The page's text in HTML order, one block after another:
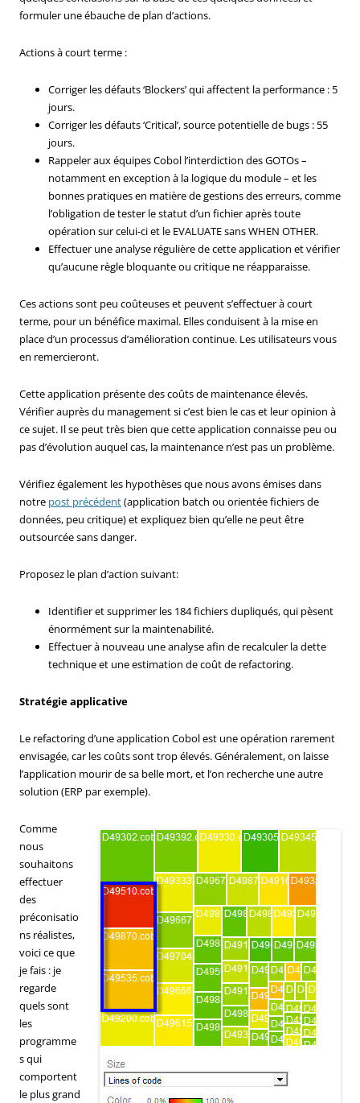
formuler une ébauche de plan d’actions.
Actions à court terme :
Corriger les défauts ‘Blockers’ qui affectent la performance : 5
jours.
Corriger les défauts ‘Critical’, source potentielle de bugs : 55
jours.
Rappeler aux équipes Cobol l’interdiction des GOTOs –
notamment en exception à la logique du module – et les
bonnes pratiques en matière de gestions des erreurs, comme
l’obligation de tester le statut d’un fichier après toute
opération sur celui-ci et le EVALUATE sans WHEN OTHER.
Effectuer une analyse régulière de cette application et vérifier
qu’aucune règle bloquante ou critique ne réapparaisse.
Ces actions sont peu coûteuses et peuvent s’effectuer à court
terme, pour un bénéfice maximal. Elles conduisent à la mise en
place d’un processus d’amélioration continue. Les utilisateurs vous
en remercieront.
Cette application présente des coûts de maintenance élevés.
Vérifier auprès du management si c’est bien le cas et leur opinion à
ce sujet. Il se peut très bien que cette application connaisse peu ou
pas d’évolution auquel cas, la maintenance n’est pas un problème.
Vérifiez également les hypothèses que nous avons émises dans
notre post précédent(application batch ou orientée fichiers de
données, peu critique) et expliquez bien qu’elle ne peut être
outsourcée sans danger.
Proposez le plan d’action suivant:
Identifier et supprimer les 184 fichiers dupliqués, qui pèsent
énormément sur la maintenabilité.
Effectuer à nouveau une analyse afin de recalculer la dette
technique et une estimation de coût de refactoring.
Stratégie applicative
Le refactoring d’une application Cobol est une opération rarement
envisagée, car les coûts sont trop élevés. Généralement, on laisse
l’application mourir de sa belle mort, et l’on recherche une autre
solution (ERP par exemple).
Comme
nous
souhaitons
effectuer
des
préconisatio
ns réalistes,
voici ce que
je fais : je
regarde
quels sont
les
programme
s qui
comportent
le plus grand